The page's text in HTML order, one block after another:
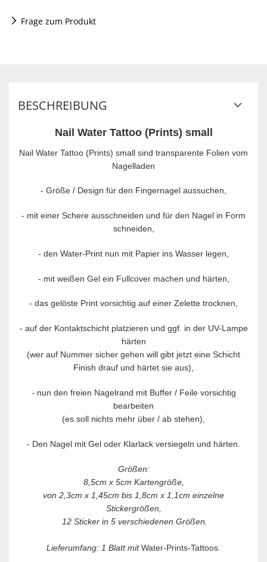
Frage zum Produkt
BESCHREIBUNG
Nail Water Tattoo (Prints) small
Nail Water Tattoo (Prints) small sind transparente Folien vom
Nagelladen
- Größe / Design für den Fingernagel aussuchen,
- mit einer Schere ausschneiden und für den Nagel in Form
schneiden,
- den Water-Print nun mit Papier ins Wasser legen,
- mit weißen Gel ein Fullcover machen und härten,
- das gelöste Print vorsichtig auf einer Zelette trocknen,
- auf der Kontaktschicht platzieren und ggf. in der UV-Lampe
härten
(wer auf Nummer sicher gehen will gibt jetzt eine Schicht
Finish drauf und härtet sie aus),
- nun den freien Nagelrand mit Buffer / Feile vorsichtig
bearbeiten
(es soll nichts mehr über / ab stehen),
- Den Nagel mit Gel oder Klarlack versiegeln und härten.
Größen:
8,5cm x 5cm Kartengröße,
von 2,3cm x 1,45cm bis 1,8cm x 1,1cm einzelne
Stickergrößen,
12 Sticker in 5 verschiedenen Größen.
Lieferumfang: 1 Blatt mitWater-Prints-Tattoos